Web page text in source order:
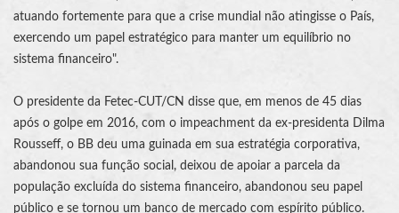
atuando fortemente para que a crise mundial não atingisse o País,
exercendo um papel estratégico para manter um equilíbrio no
sistema financeiro".
O presidente da Fetec-CUT/CN disse que, em menos de 45 dias
após o golpe em 2016, com o impeachment da ex-presidenta Dilma
Rousseff, o BB deu uma guinada em sua estratégia corporativa,
abandonou sua função social, deixou de apoiar a parcela da
população excluída do sistema financeiro, abandonou seu papel
público e se tornou um banco de mercado com espírito público.